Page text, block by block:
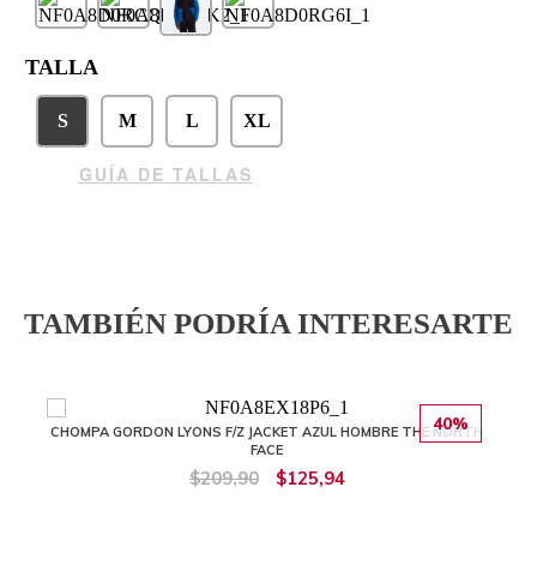
TALLA
S M L XL
GUÍA DE TALLAS
TAMBIÉN PODRÍA INTERESARTE
40%
CHOMPA GORDON LYONS F/Z JACKET AZUL HOMBRE THE NORTH
FACE
$209,90 $125,94